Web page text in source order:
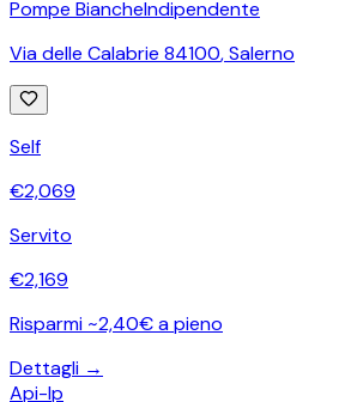
Pompe BiancheIndipendente
Via delle Calabrie 84100,Salerno
Self
€2,069
Servito
€2,169
Risparmi ~2,40€ a pieno
Dettagli →
Api-Ip